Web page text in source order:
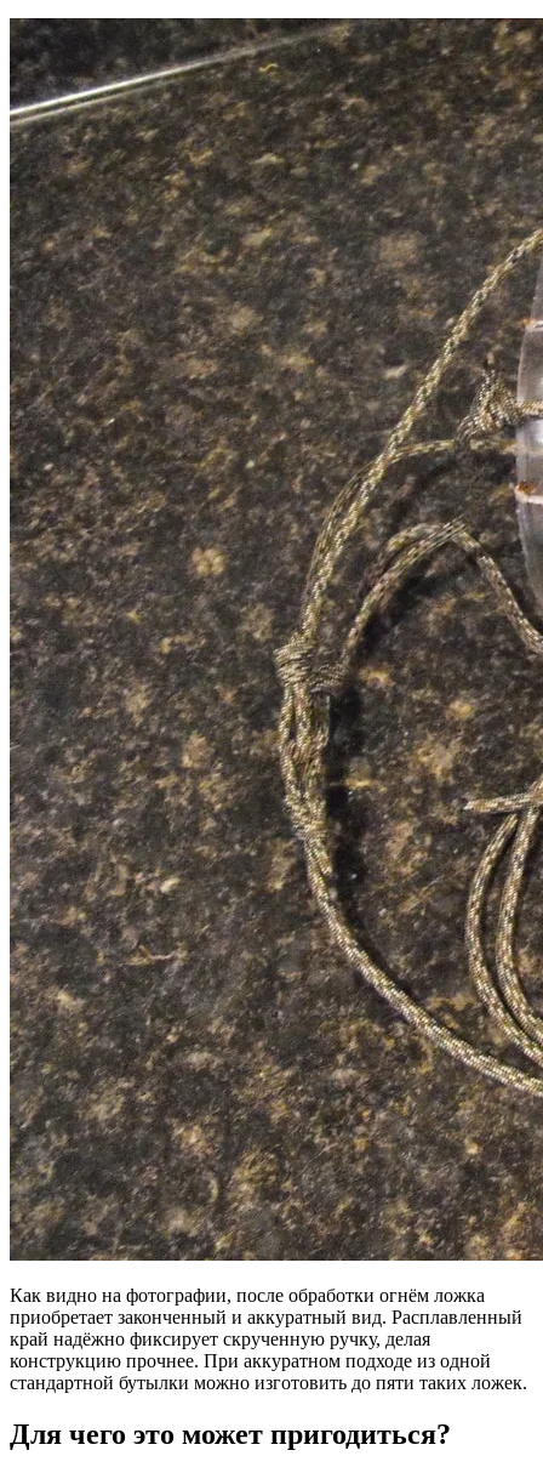
Как видно на фотографии, после обработки огнём ложка
приобретает законченный и аккуратный вид. Расплавленный
край надёжно фиксирует скрученную ручку, делая
конструкцию прочнее. При аккуратном подходе из одной
стандартной бутылки можно изготовить до пяти таких ложек.
Для чего это может пригодиться?